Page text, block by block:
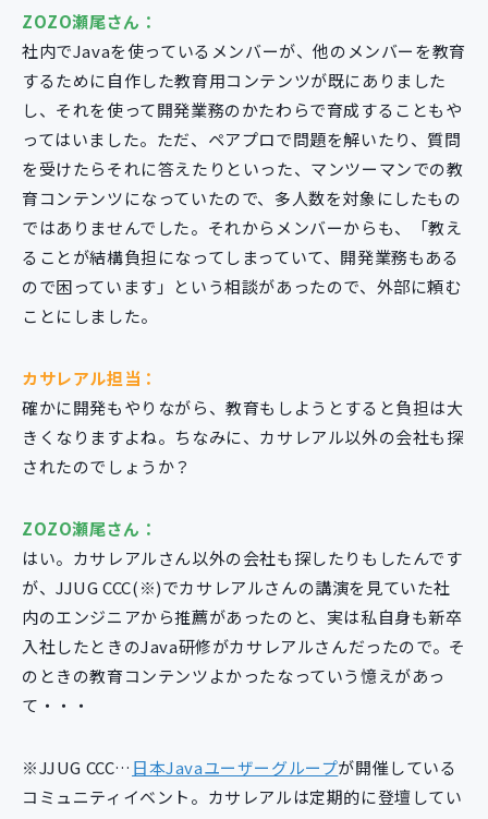
ZOZO瀬尾さん：
社内でJavaを使っているメンバーが、他のメンバーを教育
するために自作した教育用コンテンツが既にありました
し、それを使って開発業務のかたわらで育成することもや
ってはいました。ただ、ペアプロで問題を解いたり、質問
を受けたらそれに答えたりといった、マンツーマンでの教
育コンテンツになっていたので、多人数を対象にしたもの
ではありませんでした。それからメンバーからも、「教え
ることが結構負担になってしまっていて、開発業務もある
ので困っています」という相談があったので、外部に頼む
ことにしました。
カサレアル担当：
確かに開発もやりながら、教育もしようとすると負担は大
きくなりますよね。ちなみに、カサレアル以外の会社も探
されたのでしょうか？
ZOZO瀬尾さん：
はい。カサレアルさん以外の会社も探したりもしたんです
が、JJUG CCC(※)でカサレアルさんの講演を見ていた社
内のエンジニアから推薦があったのと、実は私自身も新卒
入社したときのJava研修がカサレアルさんだったので。そ
のときの教育コンテンツよかったなっていう憶えがあっ
て・・・
※JJUG CCC… 日本Javaユーザーグループが開催している
コミュニティイベント。カサレアルは定期的に登壇してい